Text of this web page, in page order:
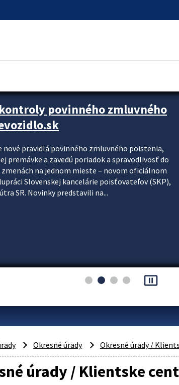
povinného zmluvného
nové pravidlá povinného zmluvného poistenia,
a zavedú poriadok a spravodlivosť do
na jednom mieste – novom oficiálnom
Slovenskej kancelárie poisťovateľov (SKP),
SR. Novinky predstavili na...
pause_presentation
Okresné úrady Okresné úrady /
úrady / Klientske